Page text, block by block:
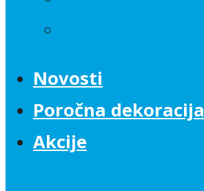
Novosti
Poročna dekoracija
Akcije